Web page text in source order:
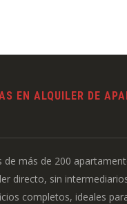
EN ALQUILER DE
de más de 200
directo, sin
completos, ideales